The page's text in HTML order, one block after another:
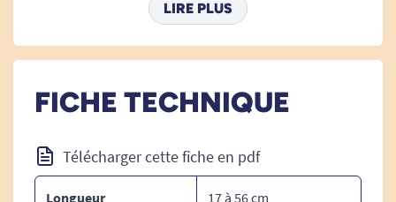
Longueur réglable : 17 à 56 cm.
Diamètre lampe : 2 cm.
Composition : Aluminium.
Puissance : 3 LED - 100 lumens - 6V.
LIRE PLUS
FICHE TECHNIQUE
Télécharger cette fiche en pdf
Longueur 17 à 56 cm